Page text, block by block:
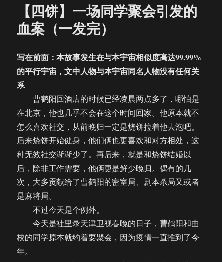
命！
这
鬼！
（一
发
【四饼】一场同学聚会引发的
血案（一发完）
写在前面：本故事发生在与本宇宙相似度高达99.99%
的平行宇宙，文中人物与本宇宙同名人物没有任何关
系
曹鹤阳回酒店的时候已经凌晨两点多了，哪怕是
在北京，他也几乎不会在这个时间回家。他原本就不
怎么喜欢社交，从前晚归一定是烧饼拉着他去泡吧。
后来烧饼开始健身，他们俩也更喜欢和对方相处，这
种无效社交渐渐少了。再后来，就是和烧饼结婚以
后，除非工作需要，他俩更是鲜少晚归。偶有的几
次，大多贡献给了曹鹤阳的密室局、剧本杀局又或者
是麻将局。
不过今天是个例外。
今天是社里录天津卫视春晚的日子，曹鹤阳和曲
校的同学原本就约着要聚会，因为疫情一直推到了今
年。